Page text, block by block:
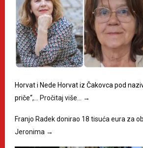
Horvat i Nede Horvat iz Čakovca pod
priče“,…
Pročitaj više… →
Franjo Radek donirao 18 tisuća eura za
Jeronima →